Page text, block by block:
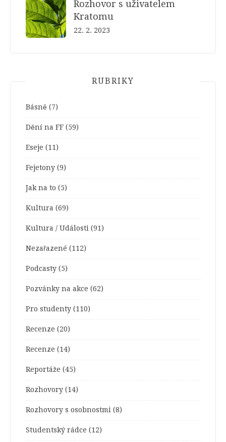
Rozhovor s uživatelem
Kratomu
22. 2. 2023
RUBRIKY
Básně (7)
Dění na FF (59)
Eseje (11)
Fejetony (9)
Jak na to (5)
Kultura (69)
Kultura / Události (91)
Nezařazené (112)
Podcasty (5)
Pozvánky na akce (62)
Pro studenty (110)
Recenze (20)
Recenze (14)
Reportáže (45)
Rozhovory (14)
Rozhovory s osobnostmi (8)
Studentský rádce (12)